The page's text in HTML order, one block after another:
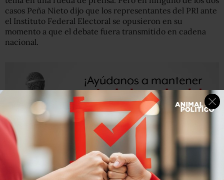
casos Peña Nieto dijo que los representantes del PRI ante
el Instituto Federal Electoral se opusieron en su
momento a que el debate fuera transmitido en cadena
nacional.